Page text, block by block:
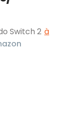
Switch 2 à